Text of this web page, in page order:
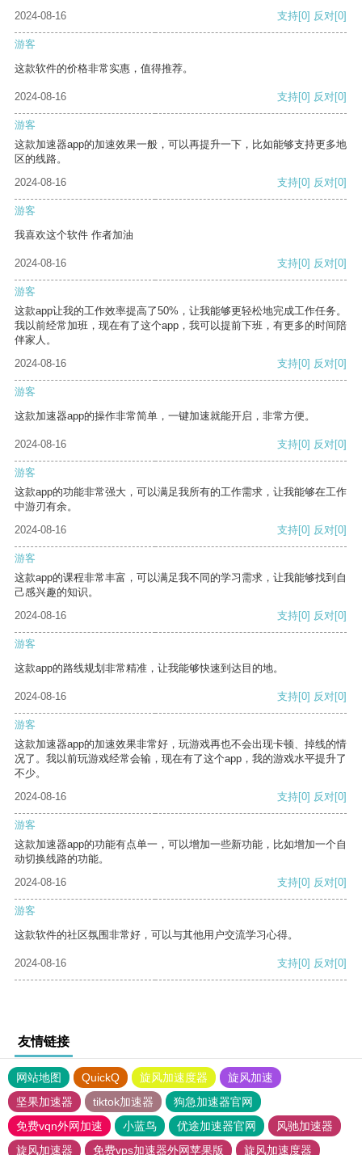
2024-08-16
支持[0] 反对[0]
游客
这款软件的价格非常实惠，值得推荐。
2024-08-16 支持[0] 反对[0]
游客
这款加速器app的加速效果一般，可以再提升一下，比如能够支持更多地
区的线路。
2024-08-16
支持[0] 反对[0]
游客
我喜欢这个软件 作者加油
2024-08-16 支持[0] 反对[0]
游客
这款app让我的工作效率提高了50%，让我能够更轻松地完成工作任务。
我以前经常加班，现在有了这个app，我可以提前下班，有更多的时间陪
伴家人。
2024-08-16
支持[0] 反对[0]
游客
这款加速器app的操作非常简单，一键加速就能开启，非常方便。
2024-08-16 支持[0] 反对[0]
游客
这款app的功能非常强大，可以满足我所有的工作需求，让我能够在工作
中游刃有余。
2024-08-16
支持[0] 反对[0]
游客
这款app的课程非常丰富，可以满足我不同的学习需求，让我能够找到自
己感兴趣的知识。
2024-08-16
支持[0] 反对[0]
游客
这款app的路线规划非常精准，让我能够快速到达目的地。
2024-08-16 支持[0] 反对[0]
游客
这款加速器app的加速效果非常好，玩游戏再也不会出现卡顿、掉线的情
况了。我以前玩游戏经常会输，现在有了这个app，我的游戏水平提升了
不少。
2024-08-16
支持[0] 反对[0]
游客
这款加速器app的功能有点单一，可以增加一些新功能，比如增加一个自
动切换线路的功能。
2024-08-16
支持[0] 反对[0]
游客
这款软件的社区氛围非常好，可以与其他用户交流学习心得。
2024-08-16 支持[0] 反对[0]
友情链接
网站地图 QuickQ 旋风加速度器
旋风加速
坚果加速器
tiktok加速器
狗急加速器官网
免费vqn外网加速
小蓝鸟 优途加速器官网
风驰加速器
旋风加速器
免费vps加速器外网苹果版 旋风加速度器